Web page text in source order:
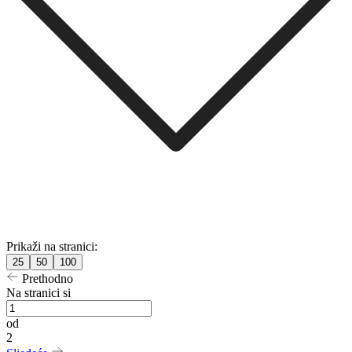
Prikaži na stranici:
25 50 100
Prethodno
Na stranici si
od
2